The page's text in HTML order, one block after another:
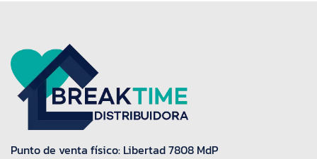
Punto de venta físico: Libertad 7808 MdP